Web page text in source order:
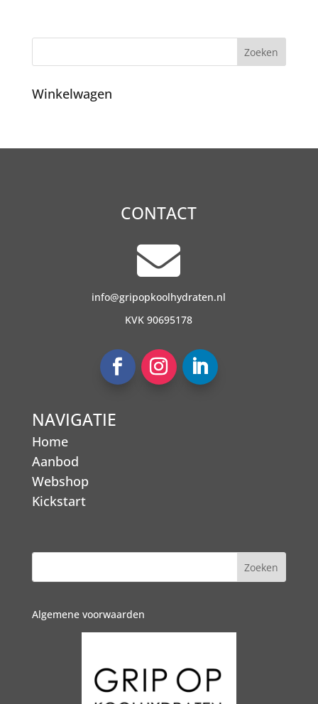
Winkelwagen
CONTACT

info@gripopkoolhydraten.nl
KVK 90695178
NAVIGATIE
Home
Aanbod
Webshop
Kickstart
Algemene voorwaarden